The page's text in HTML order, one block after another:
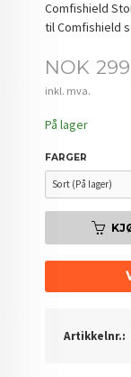
Comfishield
til Comfishield
Pris
NOK
inkl. mva.
På lager
FARGER
Artikkelnr.: